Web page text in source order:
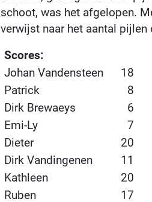
schoot, was het afgelopen.
verwijst naar het aantal
Scores:
Johan Vandensteen
18
Patrick
8
Dirk Brewaeys
6
Emi-Ly
7
Dieter
20
Dirk Vandingenen
11
Kathleen
20
Ruben
17